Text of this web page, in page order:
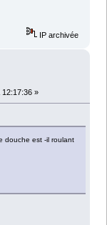
IP archivée
»
douche est -il roulant